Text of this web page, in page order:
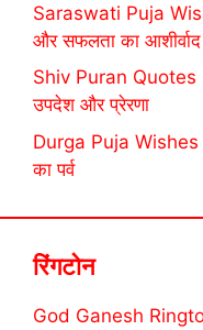
Saraswati Puja
और सफलता का आशीर्वाद
Shiv Puran Quotes |
उपदेश और प्रेरणा
Durga Puja Wishes
का पर्व
रिंगटोन
God Ganesh